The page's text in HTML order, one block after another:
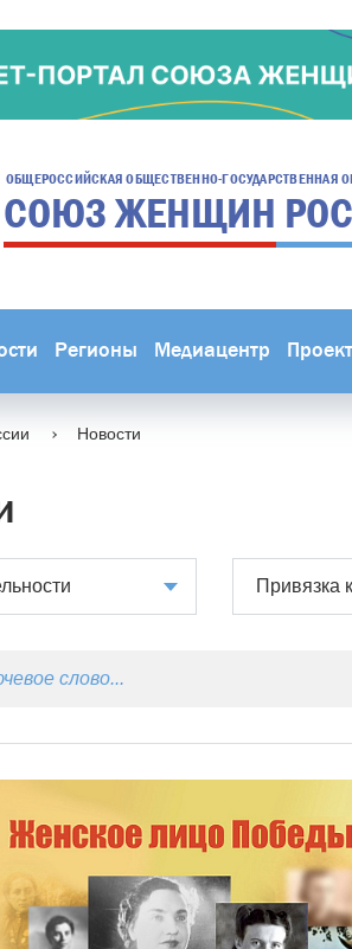
ОБЩЕРОССИЙСКАЯ ОБЩЕСТВЕННО-ГОСУДАРСТВЕННАЯ
СОЮЗ ЖЕНЩИН
Регионы Медиацентр
Новости
Привязка